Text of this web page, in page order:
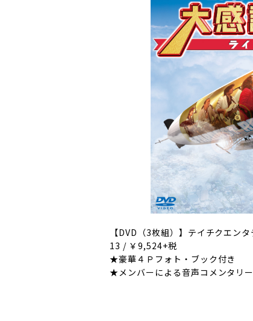
【DVD（3枚組）】テイチクエン
13 / ￥9,524+税
★豪華４Ｐフォト・ブック付き
★メンバーによる音声コメンタリ